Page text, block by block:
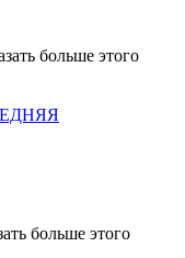
больше этого
больше этого